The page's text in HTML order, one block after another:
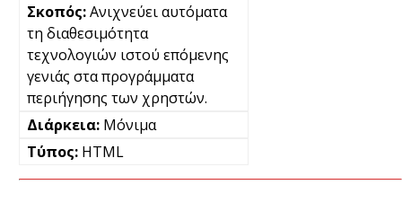
Ανιχνεύει αυτόματα
τη διαθεσιμότητα
τεχνολογιών ιστού επόμενης
γενιάς στα προγράμματα
περιήγησης των χρηστών.
Μόνιμα
HTML